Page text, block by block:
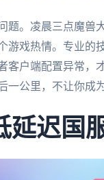
题。凌晨三点魔兽
游戏热情。专业的
客户端配置异常，
一公里，不让你成
延迟国